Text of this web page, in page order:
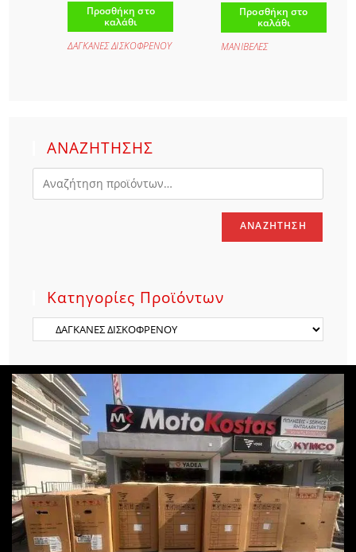
Προσθήκη στο
καλάθι
ΔΑΓΚΑΝΕΣ ΔΙΣΚΟΦΡΕΝΟΥ
Προσθήκη στο
καλάθι
ΜΑΝΙΒΕΛΕΣ
ΑΝΑΖΗΤΗΣΗΣ
ΑΝΑΖΉΤΗΣΗ
Κατηγορίες Προϊόντων